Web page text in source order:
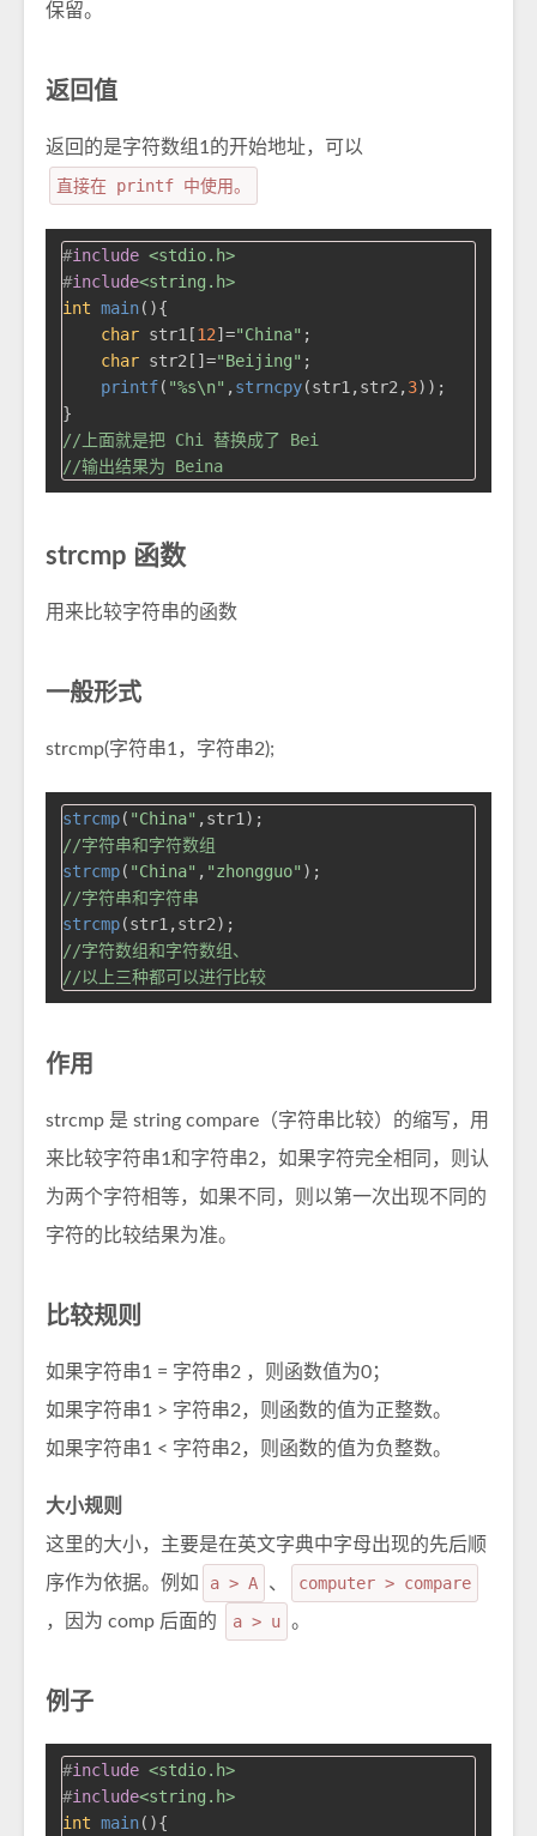
保留。
返回值
返回的是字符数组1的开始地址，可以
直接在 printf 中使用。
#include <stdio.h>
#include<string.h>
int main(){
char str1[12]="China" ;
char str2[]="Beijing" ;
printf( "%s\n" ,strncpy(str1,str2,3));
//上面就是把 Chi 替换成了 Bei
//输出结果为 Beina
strcmp 函数
用来比较字符串的函数
一般形式
strcmp(字符串1，字符串2);
strcmp( "China"
//字符串和字符数组
strcmp( "China" , "zhongguo"
//字符串和字符串
strcmp
//字符数组和字符数组、
//以上三种都可以进行比较
作用
strcmp 是 string compare（字符串比较）的缩写，用
来比较字符串1和字符串2，如果字符完全相同，则认
为两个字符相等，如果不同，则以第一次出现不同的
字符的比较结果为准。
比较规则
如果字符串1 = 字符串2 ，则函数值为0；
如果字符串1 > 字符串2，则函数的值为正整数。
如果字符串1 < 字符串2，则函数的值为负整数。
大小规则
这里的大小，主要是在英文字典中字母出现的先后顺
序作为依据。例如
a > A 、
computer > compare
，因为 comp 后面的
a > u 。
例子
#include <stdio.h>
#include<string.h>
int main(){